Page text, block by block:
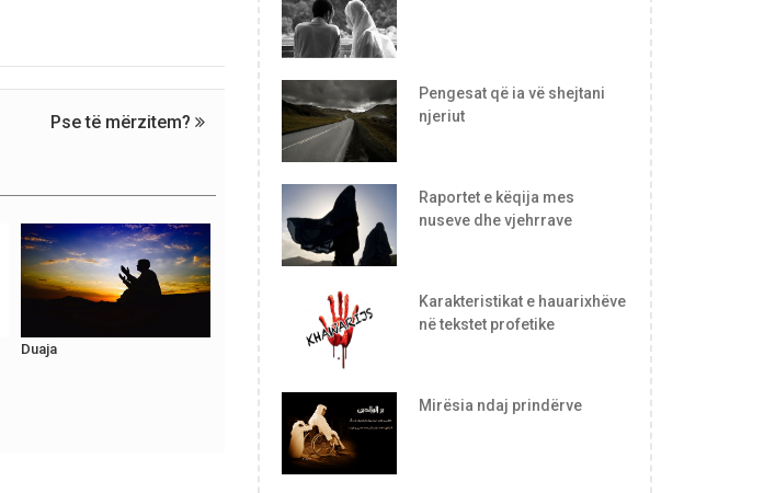
Pse të mërzitem?
Duaja
Pengesat që ia vë shejtani
njeriut
Raportet e këqija mes
nuseve dhe vjehrrave
Karakteristikat e hauarixhëve
në tekstet profetike
Mirësia ndaj prindërve